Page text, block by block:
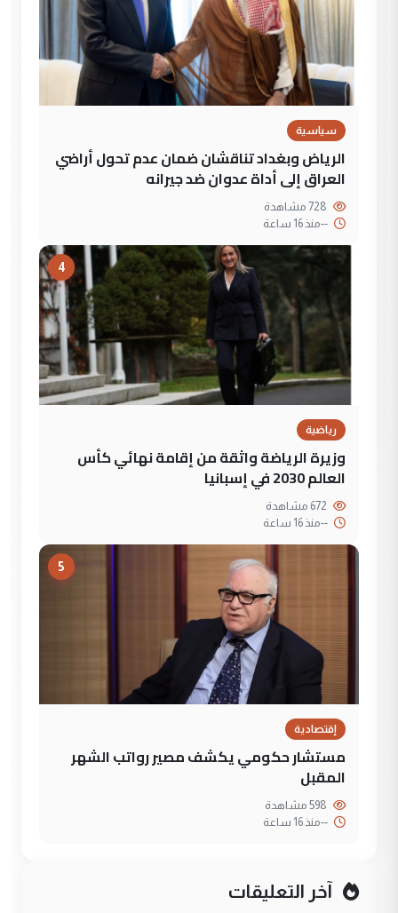
سياسية
الرياض وبغداد تناقشان ضمان عدم تحول أراضي
العراق إلى أداة عدوان ضد جيرانه
--منذ 16 ساعة
4
رياضية
وزيرة الرياضة واثقة من إقامة نهائي كأس
العالم 2030 في إسبانيا
--منذ 16 ساعة
5
إقتصادية
مستشار حكومي يكشف مصير رواتب الشهر
المقبل
--منذ 16 ساعة
آخر التعليقات